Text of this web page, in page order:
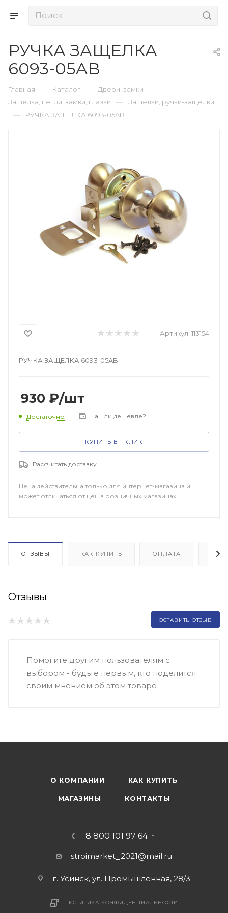
РУЧКА ЗАЩЕЛКА
6093-05AB
Главная — Каталог — Двери, замки —
Защёлка, петли, замки, глазки — Защёлки, ручки-защёлки
— РУЧКА ЗАЩЕЛКА 6093-05AB
Артикул: 113154
РУЧКА ЗАЩЕЛКА 6093-05AB
930 ₽/шт
Достаточно Нашли дешевле?
КУПИТЬ В 1 КЛИК
Рассчитать доставку
Цена действительна только для интернет-магазина и
может отличаться от цен в розничных магазинах
ОТЗЫВЫ КАК КУПИТЬ ОПЛАТА
Отзывы
ОСТАВИТЬ ОТЗЫВ
Помогите другим пользователям с
выбором - будьте первым, кто поделится
своим мнением об этом товаре
О КОМПАНИИ КАК КУПИТЬ
МАГАЗИНЫ КОНТАКТЫ
8 800 101 97 64
stroimarket_2021@mail.ru
г. Усинск, ул. Промышленная, 28/3
ПОЛИТИКА КОНФИДЕНЦИАЛЬНОСТИ